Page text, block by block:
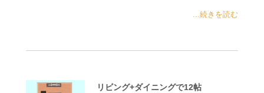
...続きを読む
リビング+ダイニングで12帖